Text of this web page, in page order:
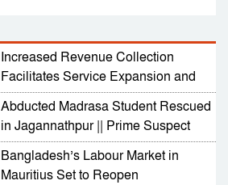
Increased Revenue Collection
Facilitates Service Expansion and
Development
Abducted Madrasa Student Rescued
in Jagannathpur || Prime Suspect
Arrested
Bangladesh’s Labour Market in
Mauritius Set to Reopen